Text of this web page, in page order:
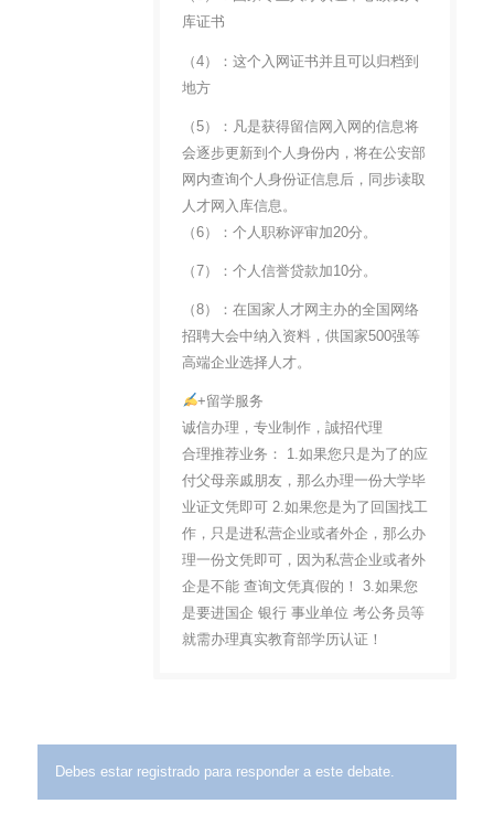
库证书
（4）：这个入网证书并且可以归档到
地方
（5）：凡是获得留信网入网的信息将
会逐步更新到个人身份内，将在公安部
网内查询个人身份证信息后，同步读取
人才网入库信息。
（6）：个人职称评审加20分。
（7）：个人信誉贷款加10分。
（8）：在国家人才网主办的全国网络
招聘大会中纳入资料，供国家500强等
高端企业选择人才。
+留学服务
诚信办理，专业制作，誠招代理
合理推荐业务： 1.如果您只是为了的应
付父母亲戚朋友，那么办理一份大学毕
业证文凭即可 2.如果您是为了回国找工
作，只是进私营企业或者外企，那么办
理一份文凭即可，因为私营企业或者外
企是不能 查询文凭真假的！ 3.如果您
是要进国企 银行 事业单位 考公务员等
就需办理真实教育部学历认证！
Debes estar registrado para responder a este debate.